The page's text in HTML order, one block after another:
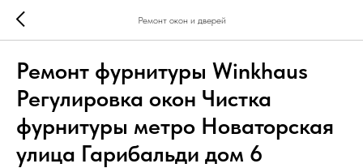
Ремонт окон и дверей
Ремонт фурнитуры Winkhaus
Регулировка окон Чистка
фурнитуры метро Новаторская
улица Гарибальди дом 6